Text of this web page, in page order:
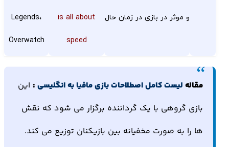
و موثر در بازی در زمان حال is all about
speed
Legends،
Overwatch
مقاله لیست کامل اصطلاحات بازی مافیا به انگلیسی : این
بازی گروهی با یک گرداننده برگزار می شود که نقش
ها را به صورت مخفیانه بین بازیکنان توزیع می کند.